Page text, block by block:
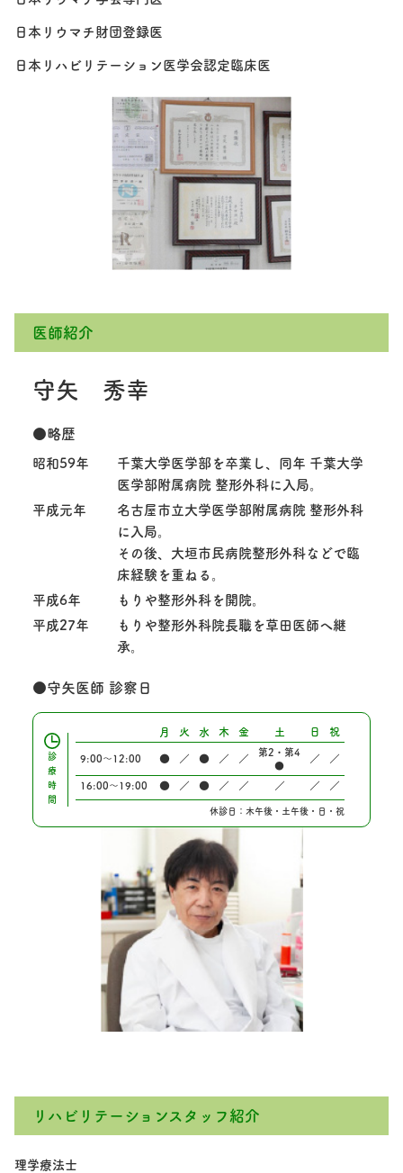
日本リウマチ財団登録医
日本リハビリテーション医学会認定臨床医
医師紹介
守矢 秀幸
●略歴
昭和59年
千葉大学医学部を卒業し、同年 千葉大学
医学部附属病院 整形外科に入局。
平成元年
名古屋市立大学医学部附属病院 整形外科
に入局。
その後、大垣市民病院整形外科などで臨
床経験を重ねる。
平成6年
もりや整形外科を開院。
平成27年
もりや整形外科院長職を草田医師へ継
承。
●守矢医師 診察日
診
療
時
間
月 火 水 木 金 土 日 祝
9:00〜12:00 ● ／ ● ／ ／
第2・第4
●
／ ／
16:00〜19:00 ● ／ ● ／ ／ ／ ／ ／
休診日：木午後・土午後・日・祝
リハビリテーションスタッフ紹介
理学療法士